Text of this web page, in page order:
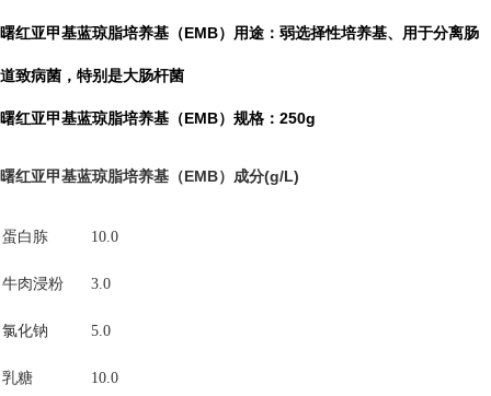
曙红亚甲基蓝琼脂培养基（EMB）用途：弱选择性培养基、用于分离肠
道致病菌，特别是大肠杆菌
曙红亚甲基蓝琼脂培养基（EMB）规格：250g
曙红亚甲基蓝琼脂培养基（EMB） 成分(g/L)
蛋白胨 10.0
牛肉浸粉 3.0
氯化钠 5.0
乳糖 10.0